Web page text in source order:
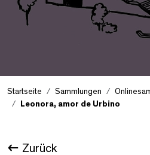
Startseite Sammlungen
Leonora, amor de Urbino
Zurück